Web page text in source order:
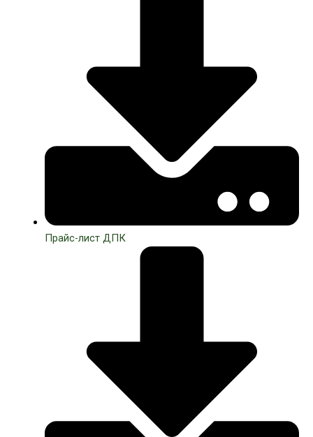
Прайс-лист ДПК